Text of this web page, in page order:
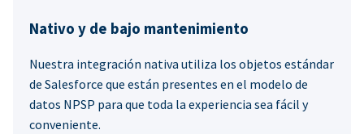
Nativo y de bajo mantenimiento
Nuestra integración nativa utiliza los objetos estándar
de Salesforce que están presentes en el modelo de
datos NPSP para que toda la experiencia sea fácil y
conveniente.